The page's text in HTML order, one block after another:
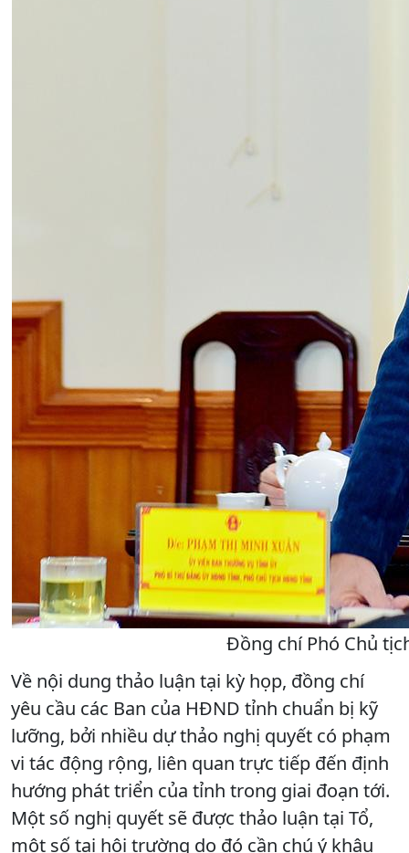
Đồng chí Phó Chủ
Về nội dung thảo luận tại kỳ họp, đồng chí
yêu cầu các Ban của HĐND tỉnh chuẩn bị kỹ
lưỡng, bởi nhiều dự thảo nghị quyết có phạm
vi tác động rộng, liên quan trực tiếp đến định
hướng phát triển của tỉnh trong giai đoạn tới.
Một số nghị quyết sẽ được thảo luận tại Tổ,
một số tại hội trường do đó cần chú ý khâu